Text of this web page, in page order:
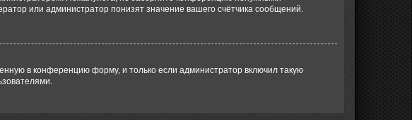
или администратор понизят значение вашего счётчика сообщений.
в конференцию форму, и только если администратор включил такую